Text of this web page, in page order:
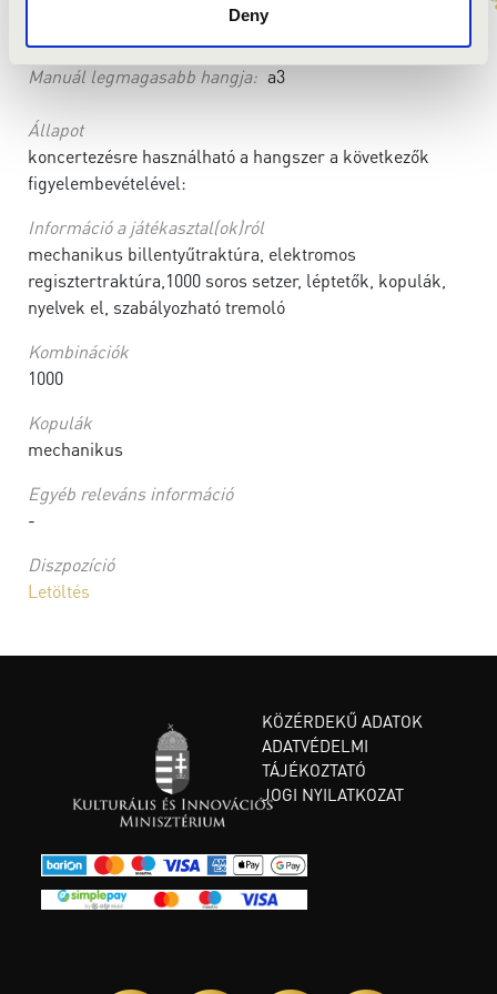
Deny
Pedál legmagasabb hangja: f1
Manuál legmélyebb hangja: C
Manuál legmagasabb hangja: a3
Állapot
koncertezésre használható a hangszer a következők
figyelembevételével:
Információ a játékasztal(ok)ról
mechanikus billentyűtraktúra, elektromos
regisztertraktúra,1000 soros setzer, léptetők, kopulák,
nyelvek el, szabályozható tremoló
Kombinációk
1000
Kopulák
mechanikus
Egyéb releváns információ
-
Diszpozíció
Letöltés
KÖZÉRDEKŰ ADATOK
ADATVÉDELMI
TÁJÉKOZTATÓ
JOGI NYILATKOZAT